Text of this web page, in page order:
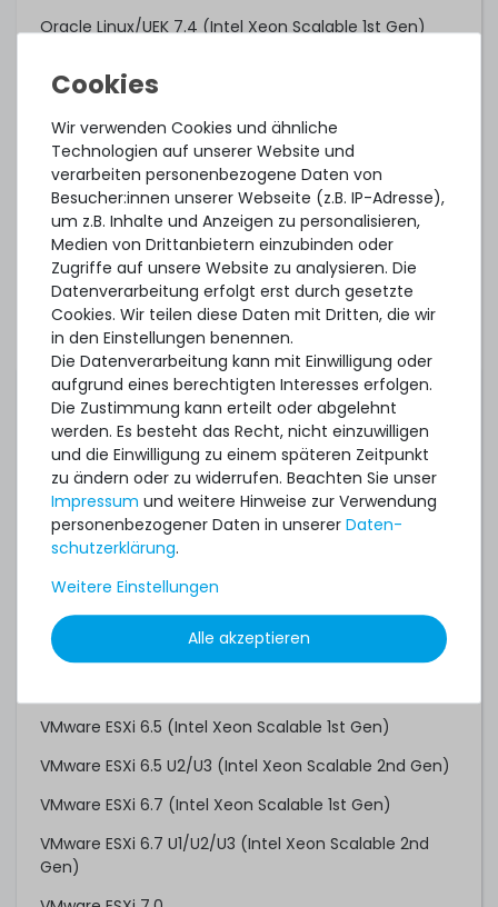
Oracle Linux/UEK 7.4 (Intel Xeon Scalable 1st Gen)
Oracle VM 3.4.6 (Intel Xeon Scalable 2nd Gen)
Proxmox VE 7.4 (getestet)
Proxmox Backup Server 3.1 (getestet)
Red Hat Enterprise Linux 6.9 (Intel Xeon Scalable 1st
Gen)
Red Hat Enterprise Linux 7.3 (Intel Xeon Scalable 1st
Gen)
Red Hat Enterprise Linux 7.6 (Intel Xeon Scalable 2nd
Gen)
Red Hat Enterprise Linux 8.0
Red Hat Enterprise Linux 9.0
Red Hat Enterprise Linux 10.0
SUSE Linux Enterprise Server 12 SP2 (Intel Xeon
Scalable 1st Gen)
SUSE Linux Enterprise Server 12 SP3 (Intel Xeon
Scalable 2nd Gen)
VMware ESXi 6.5 (Intel Xeon Scalable 1st Gen)
VMware ESXi 6.5 U2/U3 (Intel Xeon Scalable 2nd Gen)
VMware ESXi 6.7 (Intel Xeon Scalable 1st Gen)
VMware ESXi 6.7 U1/U2/U3 (Intel Xeon Scalable 2nd
Gen)
Wir verwenden Cookies und ähnliche
Technologien auf unserer Website und
verarbeiten personenbezogene Daten von
Besucher:innen unserer Webseite (z.B. IP-Adresse),
um z.B. Inhalte und Anzeigen zu personalisieren,
Medien von Drittanbietern einzubinden oder
Zugriffe auf unsere Website zu analysieren. Die
Datenverarbeitung erfolgt erst durch gesetzte
Cookies. Wir teilen diese Daten mit Dritten, die wir
in den Einstellungen benennen.
Die Datenverarbeitung kann mit Einwilligung oder
aufgrund eines berechtigten Interesses erfolgen.
Die Zustimmung kann erteilt oder abgelehnt
werden. Es besteht das Recht, nicht einzuwilligen
und die Einwilligung zu einem späteren Zeitpunkt
zu ändern oder zu widerrufen. Beachten Sie unser
Impressum und weitere Hinweise zur Verwendung
personenbezogener Daten in unserer Daten­
schutz­erklärung.
Weitere Einstellungen
Alle akzeptieren